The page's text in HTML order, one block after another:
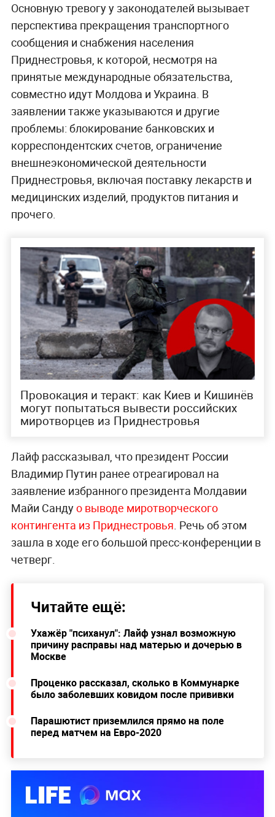
Основную тревогу у законодателей вызывает
перспектива прекращения транспортного
сообщения и снабжения населения
Приднестровья, к которой, несмотря на
принятые международные обязательства,
совместно идут Молдова и Украина. В
заявлении также указываются и другие
проблемы: блокирование банковских и
корреспондентских счетов, ограничение
внешнеэкономической деятельности
Приднестровья, включая поставку лекарств и
медицинских изделий, продуктов питания и
прочего.
Провокация и теракт: как Киев и Кишинёв
могут попытаться вывести российских
миротворцев из Приднестровья
Лайф рассказывал, что президент России
Владимир Путин ранее отреагировал на
заявление избранного президента Молдавии
Майи Сандуо выводе миротворческого
контингента из Приднестровья . Речь об этом
зашла в ходе его большой пресс-конференции в
четверг.
Читайте ещё:
Ухажёр "психанул": Лайф узнал возможную
причину расправы над матерью и дочерью в
Москве
Проценко рассказал, сколько в Коммунарке
было заболевших ковидом после прививки
Парашютист приземлился прямо на поле
перед матчем на Евро-2020